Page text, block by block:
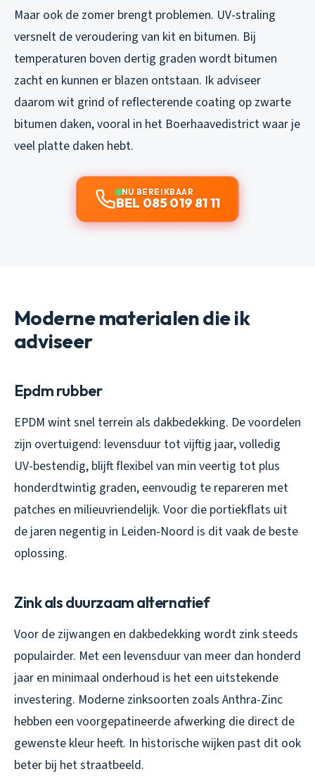
Maar ook de zomer brengt problemen. UV-straling
versnelt de veroudering van kit en bitumen. Bij
temperaturen boven dertig graden wordt bitumen
zacht en kunnen er blazen ontstaan. Ik adviseer
daarom wit grind of reflecterende coating op zwarte
bitumen daken, vooral in het Boerhaavedistrict waar je
veel platte daken hebt.
NU BEREIKBAAR
BEL 085 019 81 11
Moderne materialen die ik
adviseer
Epdm rubber
EPDM wint snel terrein als dakbedekking. De voordelen
zijn overtuigend: levensduur tot vijftig jaar, volledig
UV-bestendig, blijft flexibel van min veertig tot plus
honderdtwintig graden, eenvoudig te repareren met
patches en milieuvriendelijk. Voor die portiekflats uit
de jaren negentig in Leiden-Noord is dit vaak de beste
oplossing.
Zink als duurzaam alternatief
Voor de zijwangen en dakbedekking wordt zink steeds
populairder. Met een levensduur van meer dan honderd
jaar en minimaal onderhoud is het een uitstekende
investering. Moderne zinksoorten zoals Anthra-Zinc
hebben een voorgepatineerde afwerking die direct de
gewenste kleur heeft. In historische wijken past dit ook
beter bij het straatbeeld.